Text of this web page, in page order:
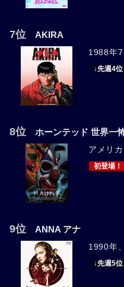
7位 AKIRA
1988年
↓先週4位
8位 ホーンテッド 世界一
アメリ
初登場！
9位 ANNA アナ
1990年
↓先週5位